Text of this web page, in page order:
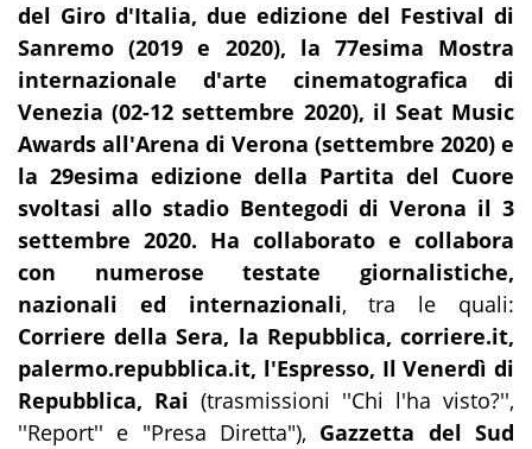
del Giro d'Italia, due edizione del Festival di
Sanremo (2019 e 2020), la 77esima Mostra
internazionale d'arte cinematografica di
Venezia (02-12 settembre 2020), il Seat Music
Awards all'Arena di Verona (settembre 2020) e
la 29esima edizione della Partita del Cuore
svoltasi allo stadio Bentegodi di Verona il 3
settembre 2020. Ha collaborato e collabora
con numerose testate giornalistiche,
nazionali ed internazionali, tra le quali:
Corriere della Sera, la Repubblica, corriere.it,
palermo.repubblica.it, l'Espresso, Il Venerdì di
Repubblica, Rai (trasmissioni ''Chi l'ha visto?'',
''Report'' e "Presa Diretta"), Gazzetta del Sud